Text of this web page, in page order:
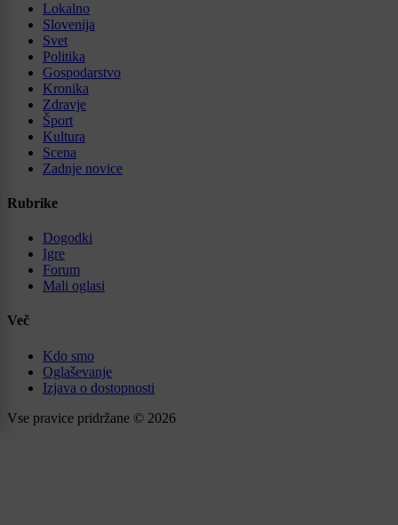
Lokalno
Slovenija
Svet
Politika
Gospodarstvo
Kronika
Zdravje
Šport
Kultura
Scena
Zadnje novice
Rubrike
Dogodki
Igre
Forum
Mali oglasi
Več
Kdo smo
Oglaševanje
Izjava o dostopnosti
Vse pravice pridržane © 2026